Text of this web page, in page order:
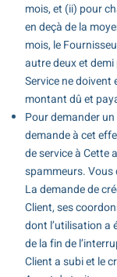
mois, et (ii) pour
en deçà de la
mois, le
autre deux et
Service ne doivent
montant dû et
Pour demander
demande à cet
de service à Cette
spammeurs. Vous
La demande de
Client, ses
dont l’utilisation a
de la fin de
Client a subi et le